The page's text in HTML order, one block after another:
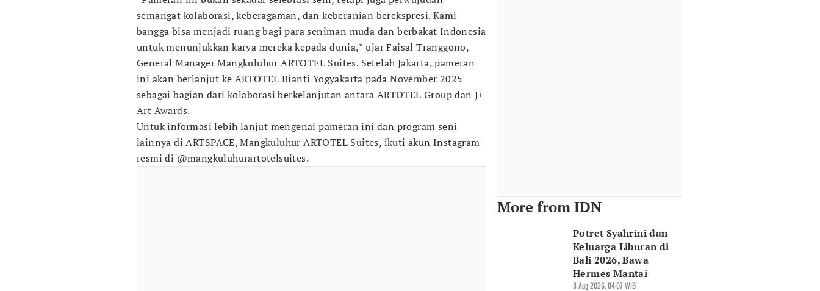
semangat kolaborasi, keberagaman, dan keberanian berekspresi. Kami
bangga bisa menjadi ruang bagi para seniman muda dan berbakat Indonesia
untuk menunjukkan karya mereka kepada dunia,” ujar Faisal Tranggono,
General Manager Mangkuluhur ARTOTEL Suites. Setelah Jakarta, pameran
ini akan berlanjut ke ARTOTEL Bianti Yogyakarta pada November 2025
sebagai bagian dari kolaborasi berkelanjutan antara ARTOTEL Group dan J+
Art Awards.
Untuk informasi lebih lanjut mengenai pameran ini dan program seni
lainnya di ARTSPACE, Mangkuluhur ARTOTEL Suites, ikuti akun Instagram
resmi di @mangkuluhurartotelsuites.
More from IDN
Potret Syahrini dan
Keluarga Liburan di
Bali 2026, Bawa
Hermes Mantai
8 Aug 2026, 04:07 WIB